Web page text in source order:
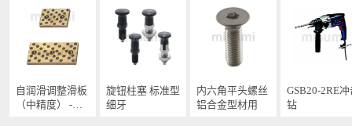
自润滑调整滑板
（中精度） -标
旋钮柱塞 标准型
细牙
内六角平头螺丝
铝合金型材用
GSB20-2RE冲
钻